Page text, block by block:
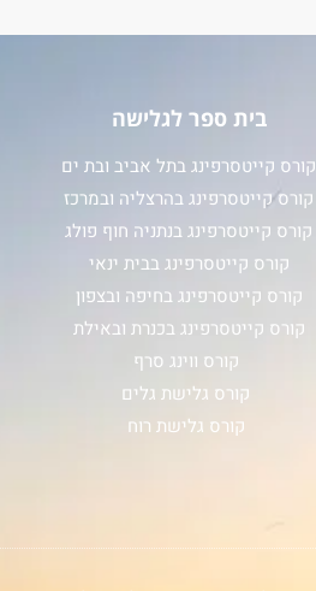
בית ספר לגלישה
קורס קייטסרפינג בתל אביב ובת ים
קורס קייטסרפינג בהרצליה ובמרכז
קורס קייטסרפינג בנתניה חוף פולג
קורס קייטסרפינג בבית ינאי
קורס קייטסרפינג בחיפה ובצפון
קורס קייטסרפינג בכנרת ובאילת
קורס ווינג סרף
קורס גלישת גלים
קורס גלישת רוח